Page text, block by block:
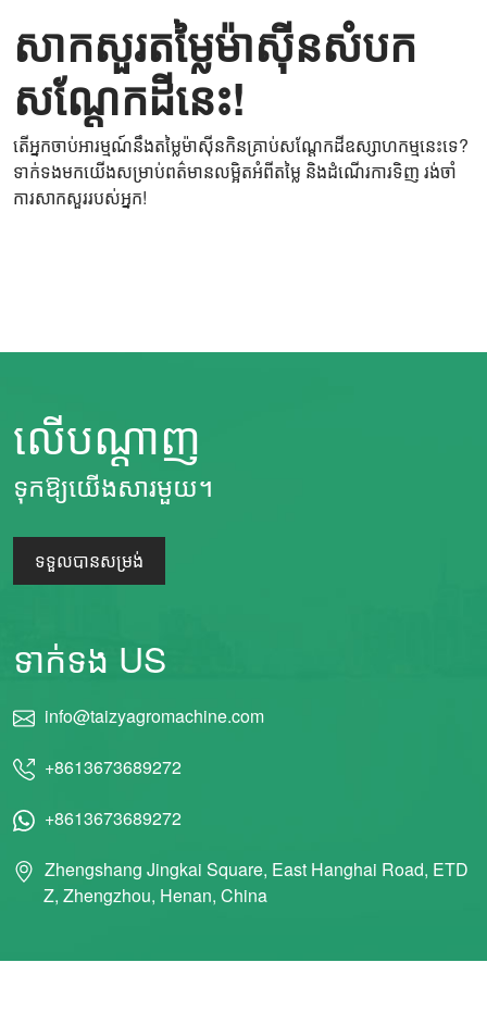
សាកសួរតម្លៃម៉ាស៊ីនសំបក
សណ្តែកដីនេះ!
តើ​អ្នក​ចាប់​អារម្មណ៍​នឹង​តម្លៃ​ម៉ាស៊ីន​កិន​គ្រាប់​សណ្តែកដី​ឧស្សាហកម្ម​នេះ​ទេ?
ទាក់ទងមកយើងសម្រាប់ពត៌មានលម្អិតអំពីតម្លៃ និងដំណើរការទិញ រង់ចាំ
ការសាកសួររបស់អ្នក!
លើបណ្តាញ
ទុកឱ្យយើងសារមួយ។
ទទួលបានសម្រង់
ទាក់ទង US
info@taizyagromachine.com
+8613673689272
+8613673689272
Zhengshang Jingkai Square, East Hanghai Road, ETD
Z, Zhengzhou, Henan, China